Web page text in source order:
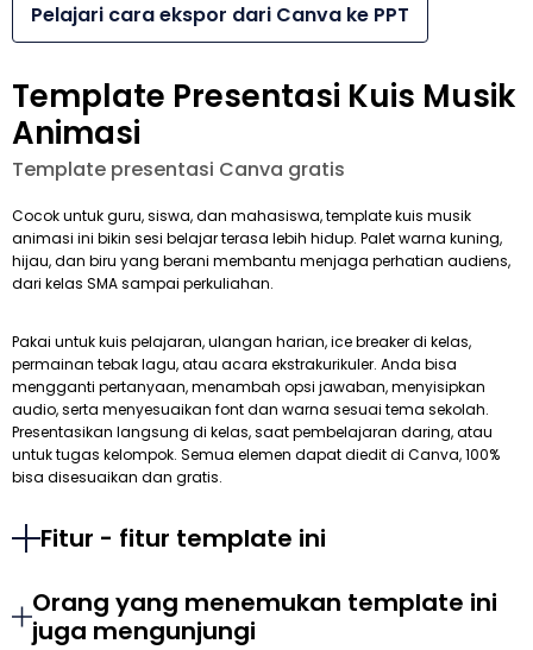
Pelajari cara ekspor dari Canva ke PPT
Template Presentasi Kuis Musik
Animasi
Template presentasi Canva gratis
Cocok untuk guru, siswa, dan mahasiswa, template kuis musik
animasi ini bikin sesi belajar terasa lebih hidup. Palet warna kuning,
hijau, dan biru yang berani membantu menjaga perhatian audiens,
dari kelas SMA sampai perkuliahan.
Pakai untuk kuis pelajaran, ulangan harian, ice breaker di kelas,
permainan tebak lagu, atau acara ekstrakurikuler. Anda bisa
mengganti pertanyaan, menambah opsi jawaban, menyisipkan
audio, serta menyesuaikan font dan warna sesuai tema sekolah.
Presentasikan langsung di kelas, saat pembelajaran daring, atau
untuk tugas kelompok. Semua elemen dapat diedit di Canva, 100%
bisa disesuaikan dan gratis.
Fitur - fitur template ini
Orang yang menemukan template ini
juga mengunjungi